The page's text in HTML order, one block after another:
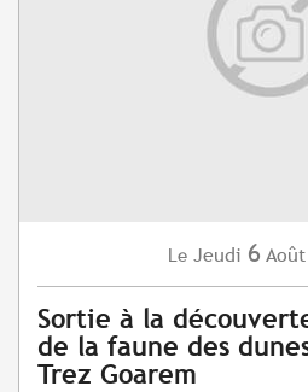
Le Jeudi 6 Août
Sortie à la
de la faune des
Trez Goarem